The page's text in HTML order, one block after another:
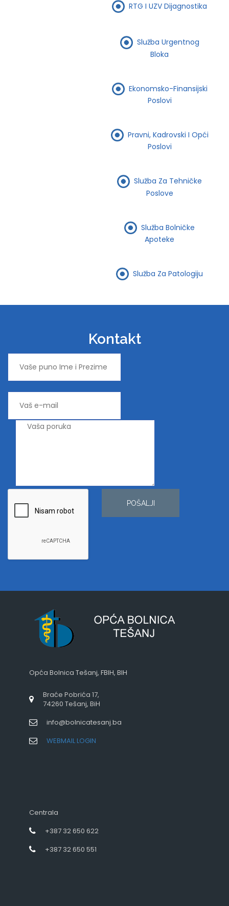
RTG I UZV Dijagnostika
Služba Urgentnog
Bloka
Ekonomsko-Finansijski
Poslovi
Pravni, Kadrovski I Opći
Poslovi
Služba Za Tehničke
Poslove
Služba Bolničke
Apoteke
Služba Za Patologiju
Kontakt
POŠALJI
Opća Bolnica Tešanj, FBIH, BIH
Braće Pobrića 17,
74260 Tešanj, BiH
info@bolnicatesanj.ba
WEBMAIL LOGIN
Centrala
+387 32 650 622
+387 32 650 551